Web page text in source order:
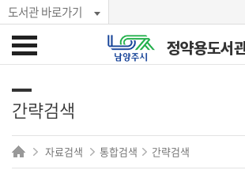
도서관 바로가기
정약용도서
간략검색
자료검색 통합검색 간략검색